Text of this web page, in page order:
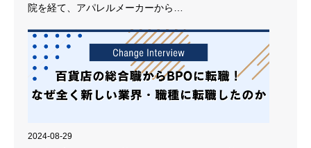
院を経て、アパレルメーカーから…
2024-08-29